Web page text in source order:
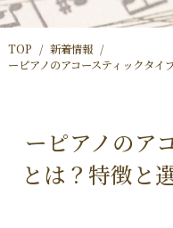
TOP
新着情報
ーピアノのアコースティックタ
ーピアノのア
とは？特徴と